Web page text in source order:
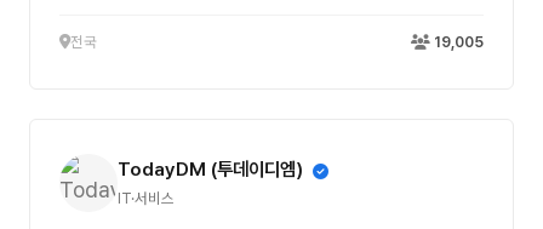
전국 19,005
TodayDM (투데이디엠)
IT·서비스